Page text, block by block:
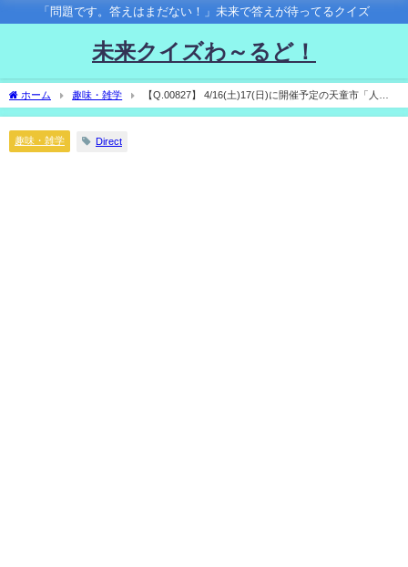
「問題です。答えはまだない！」未来で答えが待ってるクイズ
未来クイズわ～るど！
ホーム 趣味・雑学
【Q.00827】 4/16(土)17(日)に開催予定の天童市「人間
将棋」。 １日目に行われる 加藤桃子清麗－竹部さゆり女流四段の対局結果は？
趣味・雑学 Direct